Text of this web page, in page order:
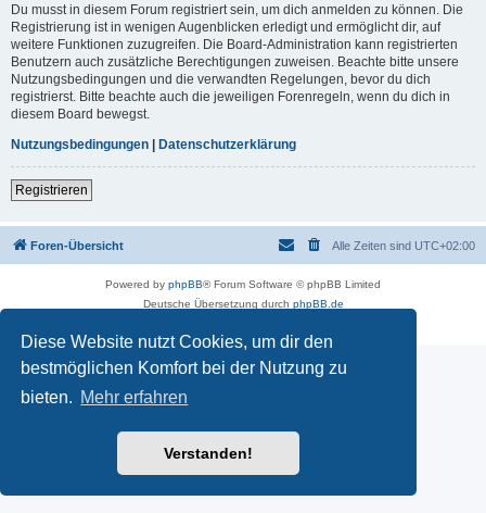
Diese Website nutzt Cookies, um dir den
bestmöglichen Komfort bei der Nutzung zu
bieten. Mehr erfahren
Verstanden!
Du musst in diesem Forum registriert sein, um dich anmelden zu können. Die
Registrierung ist in wenigen Augenblicken erledigt und ermöglicht dir, auf
weitere Funktionen zuzugreifen. Die Board-Administration kann registrierten
Benutzern auch zusätzliche Berechtigungen zuweisen. Beachte bitte unsere
Nutzungsbedingungen und die verwandten Regelungen, bevor du dich
registrierst. Bitte beachte auch die jeweiligen Forenregeln, wenn du dich in
diesem Board bewegst.
Nutzungsbedingungen | Datenschutzerklärung
Registrieren
Foren-Übersicht Alle Zeiten sind UTC+02:00
Powered by phpBB® Forum Software © phpBB Limited
Deutsche Übersetzung durch phpBB.de